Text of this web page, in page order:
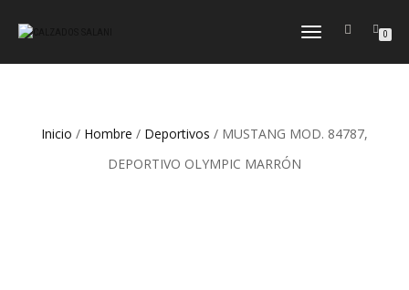
CAMBIAR
0
Inicio / Hombre / Deportivos / MUSTANG MOD. 84787,
DEPORTIVO OLYMPIC MARRÓN